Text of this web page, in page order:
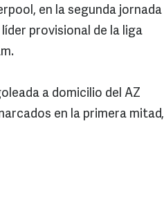
en la segunda jornada
provisional de la liga
a domicilio del AZ
en la primera mitad,